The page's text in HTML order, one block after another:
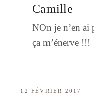
Camille
NOn je n’en ai
ça m’énerve !!!
12 FÉVRIER 2017